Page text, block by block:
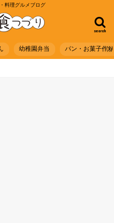
料理グルメブログ
search
幼稚園弁当 パン・お菓子作り